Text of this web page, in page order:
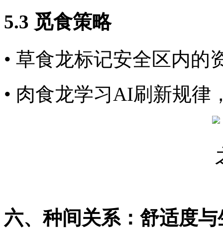
5.3 觅食策略
• 草食龙标记安全区内的
• 肉食龙学习AI刷新规律
六、种间关系：舒适度与